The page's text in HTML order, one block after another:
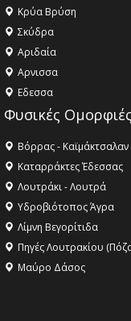
Κρύα Βρύση
Σκύδρα
Αριδαία
Aρνισσα
Eδεσσα
Φυσικές Ομορφιές
Βόρρας - Καϊμάκτσαλαν
Καταρράκτες Έδεσσας
Λουτράκι - Λουτρά
Υδροβιότοπος Άγρα
Λίμνη Βεγορίτιδα
Πηγές Λουτρακίου
Μαύρο Δάσος